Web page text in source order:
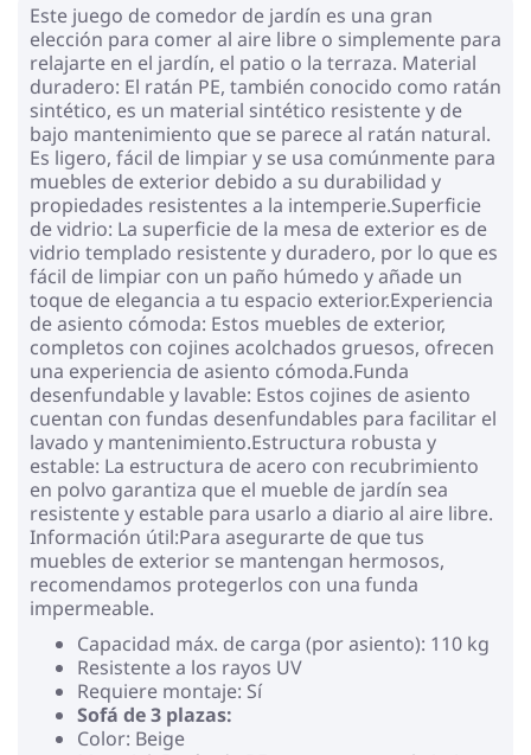
Este juego de comedor de jardín es una gran
elección para comer al aire libre o simplemente para
relajarte en el jardín, el patio o la terraza. Material
duradero: El ratán PE, también conocido como ratán
sintético, es un material sintético resistente y de
bajo mantenimiento que se parece al ratán natural.
Es ligero, fácil de limpiar y se usa comúnmente para
muebles de exterior debido a su durabilidad y
propiedades resistentes a la intemperie.Superficie
de vidrio: La superficie de la mesa de exterior es de
vidrio templado resistente y duradero, por lo que es
fácil de limpiar con un paño húmedo y añade un
toque de elegancia a tu espacio exterior.Experiencia
de asiento cómoda: Estos muebles de exterior,
completos con cojines acolchados gruesos, ofrecen
una experiencia de asiento cómoda.Funda
desenfundable y lavable: Estos cojines de asiento
cuentan con fundas desenfundables para facilitar el
lavado y mantenimiento.Estructura robusta y
estable: La estructura de acero con recubrimiento
en polvo garantiza que el mueble de jardín sea
resistente y estable para usarlo a diario al aire libre.
Información útil:Para asegurarte de que tus
muebles de exterior se mantengan hermosos,
recomendamos protegerlos con una funda
impermeable.
Capacidad máx. de carga (por asiento): 110 kg
Resistente a los rayos UV
Requiere montaje: Sí
Sofá de 3 plazas:
Color: Beige